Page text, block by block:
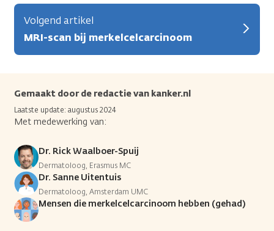
Volgend artikel
MRI-scan bij merkelcelcarcinoom
Gemaakt door de redactie van kanker.nl
Laatste update: augustus 2024
Met medewerking van:
Dr. Rick Waalboer-Spuij
Dermatoloog, Erasmus MC
Dr. Sanne Uitentuis
Dermatoloog, Amsterdam UMC
Mensen die merkelcelcarcinoom hebben (gehad)